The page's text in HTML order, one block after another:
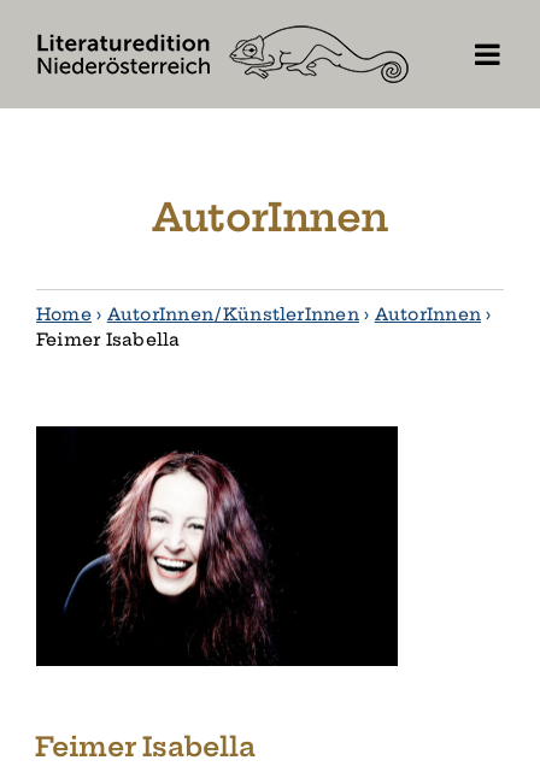
content
AutorInnen
Home› AutorInnen / KünstlerInnen› AutorInnen ›
Feimer Isabella
Feimer Isabella